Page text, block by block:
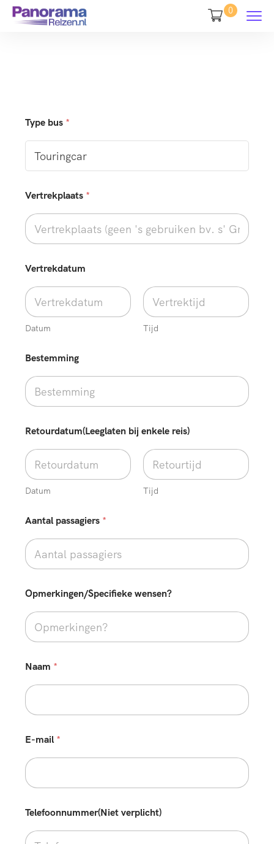
0
Type bus *
i
R
e
u
d
t
u
L
e
g
t
n
p
m
k
n
g
/
p
c
f
e
k
e
Vertrekplaats *
Vertrekdatum
Datum Tijd
Bestemming
Retourdatum(Leeglaten bij enkele reis)
Datum Tijd
Aantal passagiers *
Opmerkingen/Specifieke wensen?
Naam *
E-mail *
Telefoonnummer(Niet verplicht)